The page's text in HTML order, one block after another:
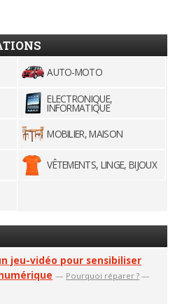
AUTO-MOTO
ELECTRONIQUE,
INFORMATIQUE
MOBILIER, MAISON
VÊTEMENTS, LINGE, BIJOUX
jeu-vidéo pour sensibiliser
— Pourquoi réparer ? —